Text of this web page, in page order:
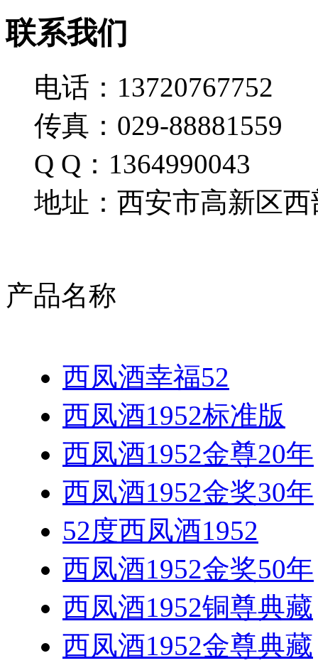
联系我们
电话：13720767752
传真：029-88881559
Q Q：1364990043
地址：西安市高新区西
产品名称
西凤酒幸福52
西凤酒1952标准版
西凤酒1952金尊20年
西凤酒1952金奖30年
52度西凤酒1952
西凤酒1952金奖50年
西凤酒1952铜尊典藏
西凤酒1952金尊典藏